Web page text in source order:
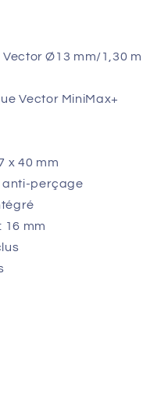
Ø13 mm/1,30 m
Vector MiniMax+
x 40 mm
anti-perçage
16 mm